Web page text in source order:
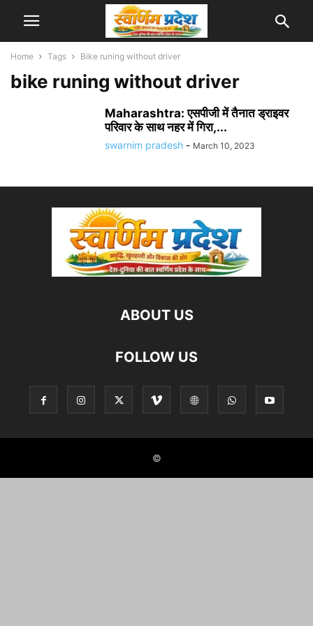
Home Tags Bike runing without driver
bike runing without driver
Maharashtra: एसपीजी में तैनात ड्राइवर
परिवार के साथ नहर में गिरा,...
swarnim pradesh - March 10, 2023
ABOUT US
FOLLOW US
©